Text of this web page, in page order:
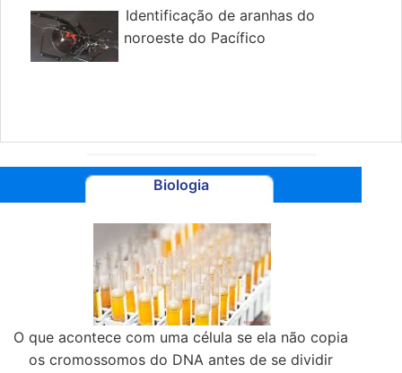
Identificação de aranhas do
noroeste do Pacífico
Biologia
O que acontece com uma célula se ela não copia
os cromossomos do DNA antes de se dividir